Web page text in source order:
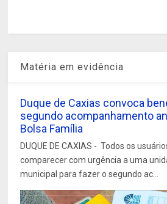
Matéria em evidência
Duque de Caxias convoca
segundo acompanhamento
Bolsa Família
DUQUE DE CAXIAS - Todos os
comparecer com urgência a uma
municipal para fazer o segundo ac...